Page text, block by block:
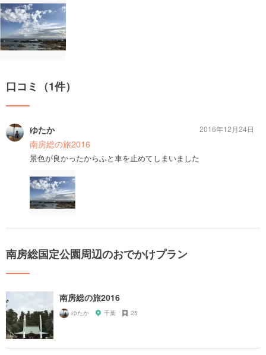
口コミ（1件）
ゆたか
南房総の旅2016
景色が良かったからふと車を止めてしまいました
2016年12月24日
南房総国定公園周辺のおでかけプラン
南房総の旅2016
ゆたか 千葉 25